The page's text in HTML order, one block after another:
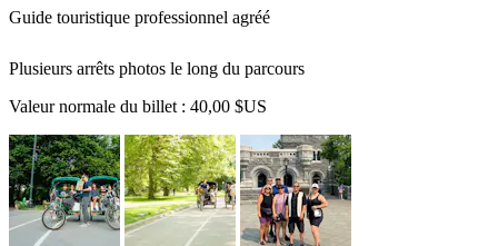
Guide touristique professionnel agréé
Plusieurs arrêts photos le long du parcours
Valeur normale du billet : 40,00 $US